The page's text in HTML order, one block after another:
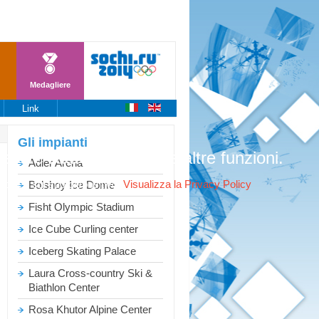
l'autenticazione e altre funzioni.
sul suo dispositivo. Visualizza la Privacy Policy
Medagliere
Link
Gli impianti
Adler Arena
Bolshoy Ice Dome
Fisht Olympic Stadium
Ice Cube Curling center
Iceberg Skating Palace
Laura Cross-country Ski &
Biathlon Center
Rosa Khutor Alpine Center